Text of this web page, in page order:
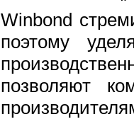
Winbond
поэтому
позволяют